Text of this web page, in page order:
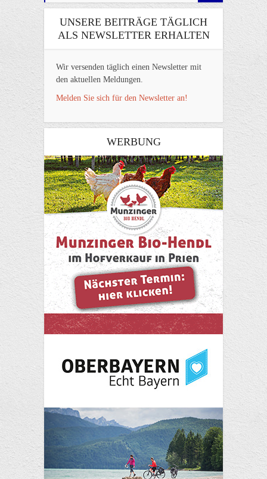
UNSERE BEITRÄGE TÄGLICH
ALS NEWSLETTER ERHALTEN
Wir versenden täglich einen Newsletter mit
den aktuellen Meldungen.
Melden Sie sich für den Newsletter an!
WERBUNG